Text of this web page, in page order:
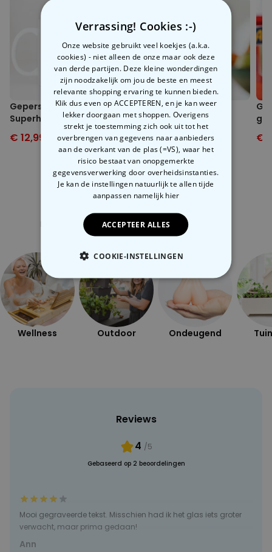
Dit maakt het verschil. En als het drankje in kwestie dan ook nog
echt van goede kwaliteit is en heerlijk verfrissend, des te beter.
Aangezien dit product op maat gemaakt is, kunnen wij het niet
terugnemen - het is dus uitgesloten van het herroepingsrecht.
Gepersonaliseerde
Superhelden Mok met
Foto Gezicht
€ 12,99 € 19,99
Wijnglas met Naam
€ 16,99€ 24,99 €
Gerelateerde categorie
Bekijk onze andere categorie met ongewone dingen
Wellness Outdoor Ondeugend
Reviews
4 /5
Gebaseerd op 2 beoordelingen
Mooi gegraveerde tekst. Misschien had ik het glas iets groter
verwacht, maar prima gedaan!
Ann
Verrassing! Cookies :-)
Onze website gebruikt veel koekjes (a.k.a.
cookies) - niet alleen de onze maar ook deze
van derde partijen. Deze kleine wonderdingen
zijn noodzakelijk om jou de beste en meest
relevante shopping ervaring te kunnen bieden.
Klik dus even op ACCEPTEREN, en je kan weer
lekker doorgaan met shoppen. Overigens
strekt je toestemming zich ook uit tot het
overbrengen van gegevens naar aanbieders
aan de overkant van de plas (=VS), waar het
risico bestaat van onopgemerkte
gegevensverwerking door overheidsinstanties.
Je kan de instellingen natuurlijk te allen tijde
aanpassen namelijk hier
ACCEPTEER ALLES
COOKIE-INSTELLINGEN
NOODZAKELIJK
PERFORMANCE